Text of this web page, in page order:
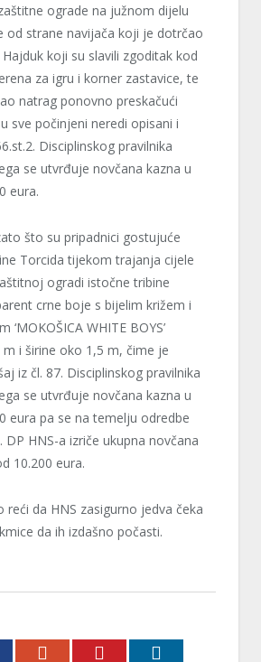
ograde na južnom dijelu
od strane navijača koji je dotrčao
koji su slavili zgoditak kod
za igru i korner zastavice, te
natrag ponovno preskačući
sve počinjeni neredi opisani i
Disciplinskog pravilnika
se utvrđuje novčana kazna u
eura.
što su pripadnici gostujuće
Torcida tijekom trajanja cijele
ogradi istočne tribine
crne boje s bijelim križem i
‘MOKOŠICA WHITE BOYS’
i širine oko 1,5 m, čime je
iz čl. 87. Disciplinskog pravilnika
se utvrđuje novčana kazna u
eura pa se na temelju odredbe
DP HNS-a izriče ukupna novčana
10.200 eura.
da HNS zasigurno jedva čeka
da ih izdašno počasti.
FacebookGoogle+Pinterest